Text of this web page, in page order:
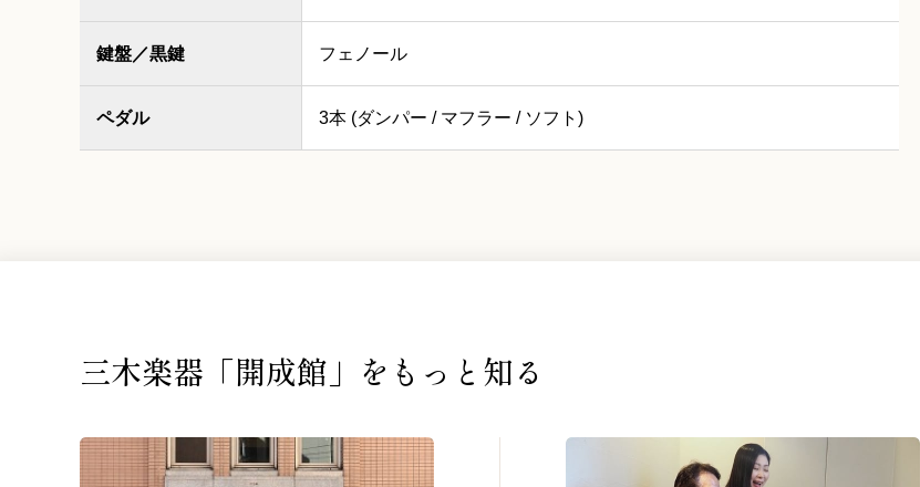
鍵盤／黒鍵 フェノール
ペダル 3本 (ダンパー / マフラー / ソフト)
三木楽器「開成館」を もっと知る